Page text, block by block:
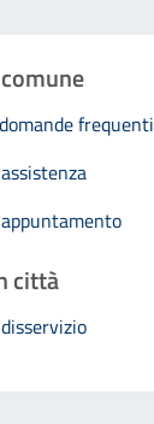
frequenti
città